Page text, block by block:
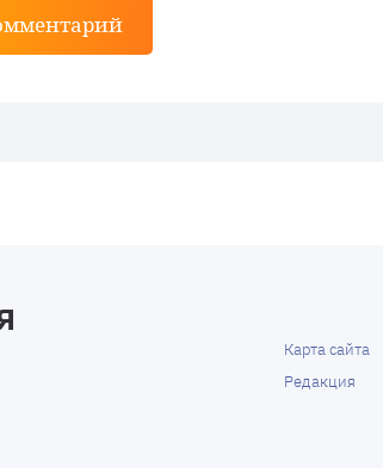
Карта сайта
Редакция